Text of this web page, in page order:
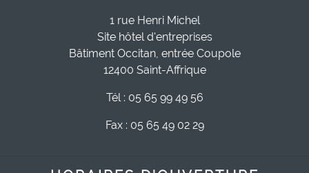
1 rue Henri Michel
Site hôtel d'entreprises
Bâtiment Occitan, entrée Coupole
12400 Saint-Affrique
Tél : 05 65 99 49 56
Fax : 05 65 49 02 29